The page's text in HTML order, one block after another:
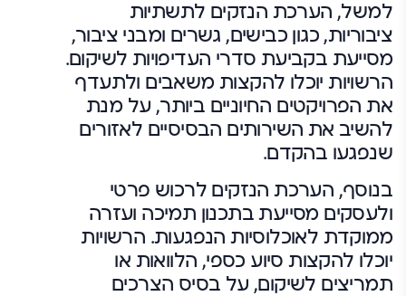
למשל, הערכת הנזקים לתשתיות
ציבוריות, כגון כבישים, גשרים ומבני ציבור,
מסייעת בקביעת סדרי העדיפויות לשיקום.
הרשויות יוכלו להקצות משאבים ולתעדף
את הפרויקטים החיוניים ביותר, על מנת
להשיב את השירותים הבסיסיים לאזורים
שנפגעו בהקדם.
בנוסף, הערכת הנזקים לרכוש פרטי
ולעסקים מסייעת בתכנון תמיכה ועזרה
ממוקדת לאוכלוסיות הנפגעות. הרשויות
יוכלו להקצות סיוע כספי, הלוואות או
תמריצים לשיקום, על בסיס הצרכים